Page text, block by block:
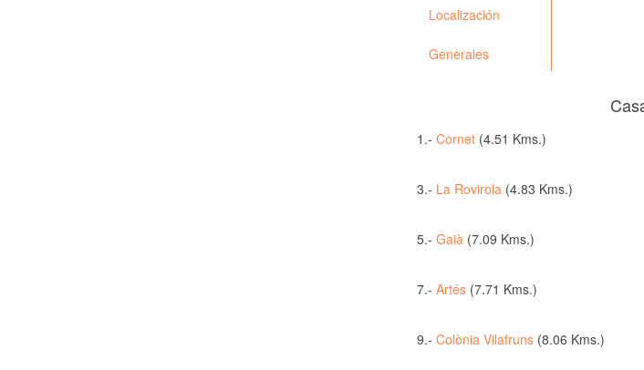
Localización
Generales
1.- Cornet(4.51 Kms.)
3.- La Rovirola(4.83 Kms.)
5.- Gaià(7.09 Kms.)
7.- Artés(7.71 Kms.)
9.- Colònia Vilafruns(8.06 Kms.)